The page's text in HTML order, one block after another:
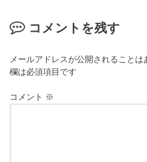
コメントを残す
メールアドレスが公開されることは
欄は必須項目です
コメント ※